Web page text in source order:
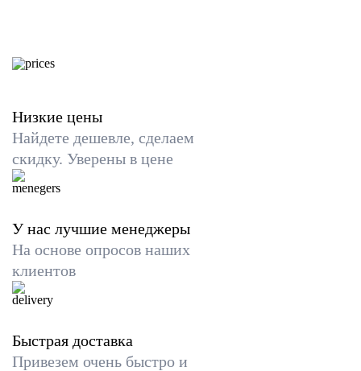
Низкие цены
Найдете дешевле, сделаем
скидку. Уверены в цене
У нас лучшие менеджеры
На основе опросов наших
клиентов
Быстрая доставка
Привезем очень быстро и